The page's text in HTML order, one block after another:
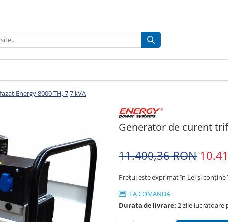
Energy 8000 TH, 7,7 kVA
Generator de curent
11.400,36 RON
Prețul este exprimat în Lei și conține
LA COMANDA
Durata de livrare: 2 zile lucratoare